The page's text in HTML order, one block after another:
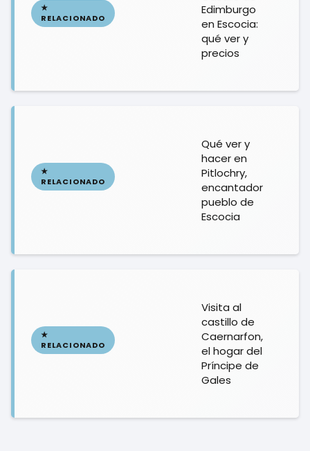
Edimburgo
en Escocia:
qué ver y
precios
Qué ver y
hacer en
Pitlochry,
encantador
pueblo de
Escocia
Visita al
castillo de
Caernarfon,
el hogar del
Príncipe de
Gales